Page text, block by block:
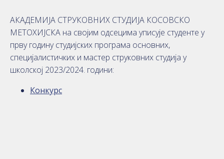
АКАДЕМИЈА СТРУКОВНИХ СТУДИЈА КОСОВСКО
МЕТОХИЈСКА на својим одсецима уписује студенте у
прву годину студијских програма основних,
специјалистичких и мастер струковних студија у
школској 2023/2024. години:
Конкурс